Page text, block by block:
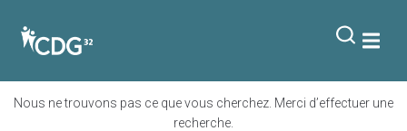
Nous ne trouvons pas ce que vous cherchez. Merci d’effectuer une
recherche.